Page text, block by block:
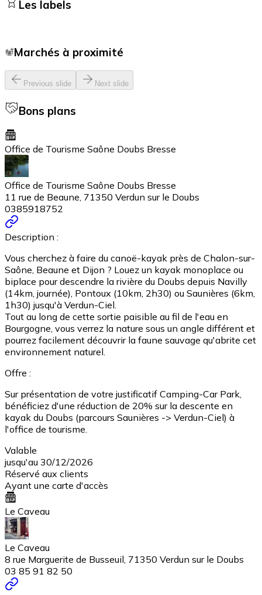
Les labels
Marchés à proximité
Previous slide Next slide
Bons plans
Office de Tourisme Saône Doubs Bresse
Office de Tourisme Saône Doubs Bresse
11 rue de Beaune, 71350 Verdun sur le Doubs
0385918752
Description :
Vous cherchez à faire du canoë-kayak près de Chalon-sur-
Saône, Beaune et Dijon ? Louez un kayak monoplace ou
biplace pour descendre la rivière du Doubs depuis Navilly
(14km, journée), Pontoux (10km, 2h30) ou Saunières (6km,
1h30) jusqu'à Verdun-Ciel.
Tout au long de cette sortie paisible au fil de l'eau en
Bourgogne, vous verrez la nature sous un angle différent et
pourrez facilement découvrir la faune sauvage qu'abrite cet
environnement naturel.
Offre :
Sur présentation de votre justificatif Camping-Car Park,
bénéficiez d'une réduction de 20% sur la descente en
kayak du Doubs (parcours Saunières -> Verdun-Ciel) à
l'office de tourisme.
Valable
jusqu'au 30/12/2026
Réservé aux clients
Ayant une carte d'accès
Le Caveau
Le Caveau
8 rue Marguerite de Busseuil, 71350 Verdun sur le Doubs
03 85 91 82 50